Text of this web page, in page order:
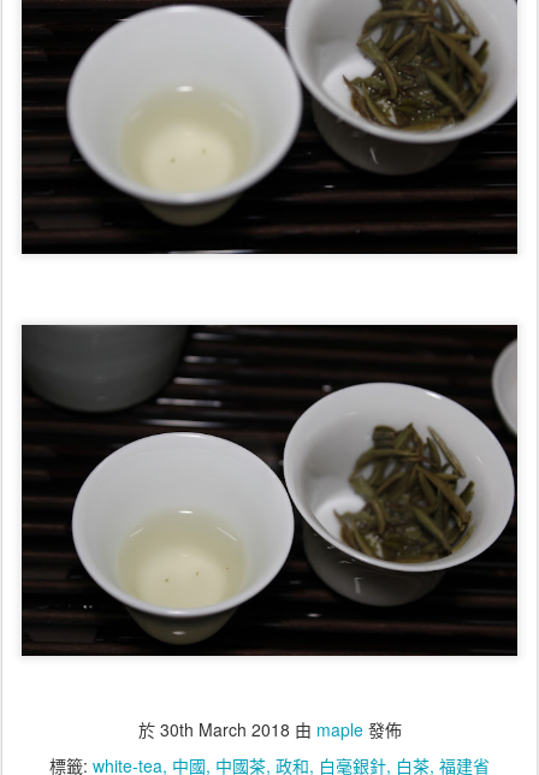
於 30th March 2018 由 maple發佈
標籤: white-tea 中國 中國茶 政和 白毫銀針 白茶 福建省